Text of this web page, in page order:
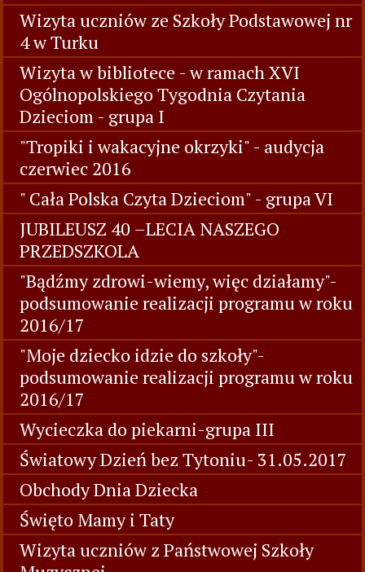
Wizyta uczniów ze Szkoły Podstawowej nr
4 w Turku
Wizyta w bibliotece - w ramach XVI
Ogólnopolskiego Tygodnia Czytania
Dzieciom - grupa I
"Tropiki i wakacyjne okrzyki" - audycja
czerwiec 2016
" Cała Polska Czyta Dzieciom" - grupa VI
JUBILEUSZ 40 –LECIA NASZEGO
PRZEDSZKOLA
"Bądźmy zdrowi-wiemy, więc działamy"-
podsumowanie realizacji programu w roku
2016/17
"Moje dziecko idzie do szkoły"-
podsumowanie realizacji programu w roku
2016/17
Wycieczka do piekarni-grupa III
Światowy Dzień bez Tytoniu- 31.05.2017
Obchody Dnia Dziecka
Święto Mamy i Taty
Wizyta uczniów z Państwowej Szkoły